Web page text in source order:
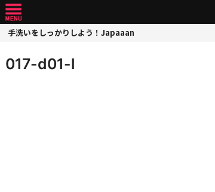
手洗いをしっかりしよう！Japaaan
017-d01-l